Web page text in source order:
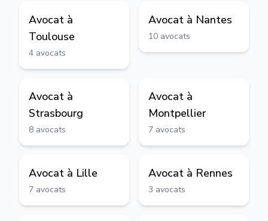
Avocat à
Toulouse
4 avocats
Avocat à Nantes
10 avocats
Avocat à
Strasbourg
8 avocats
Avocat à
Montpellier
7 avocats
Avocat à Lille
7 avocats
Avocat à Rennes
3 avocats